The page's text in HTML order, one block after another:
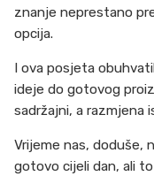
znanje neprestano
opcija.
I ova posjeta
ideje do gotovog
sadržajni, a razmjena
Vrijeme nas, doduše,
gotovo cijeli dan, ali